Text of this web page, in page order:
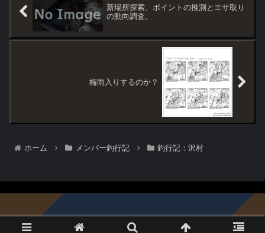
新場所探索、ポイントの推測とエサ取り
の動向調査。
梅雨入りするのか？
ホーム メンバー釣行記 釣行記：沢村
© 1996-2026 黒鯛倶楽部.